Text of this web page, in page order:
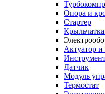
Опора и
Стартер
Актуатор и
Датчик
Модуль
Термостат